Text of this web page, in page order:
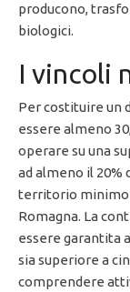
producono,
biologici.
I vincoli
Per costituire un
essere almeno
operare su una
ad almeno il
territorio minimo
Romagna. La
essere garantita
sia superiore a
comprendere